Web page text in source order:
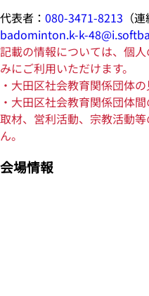
代表者： 080-3471-8213 （
badominton.k-k-
記載の情報については、個
みにご利用いただけます。
・大田区社会教育関係団体
・大田区社会教育関係団体
取材、営利活動、宗教活動
ん。
会場情報